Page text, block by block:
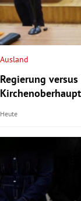
Ausland
Regierung
Heute